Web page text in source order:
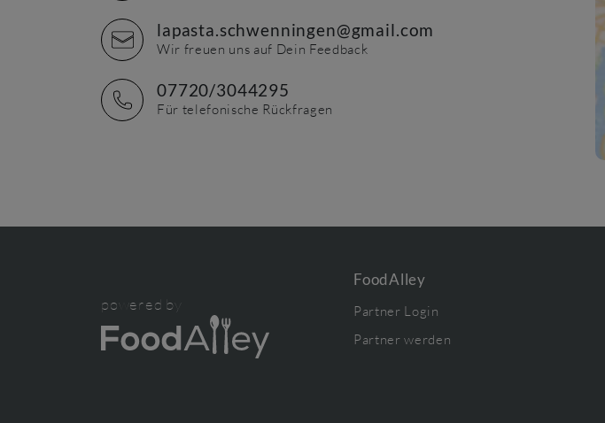
lapasta.schwenningen@gmail.com
Wir freuen uns auf Dein Feedback
07720/3044295
Für telefonische Rückfragen
powered by
FoodAlley
Partner Login
Partner werden